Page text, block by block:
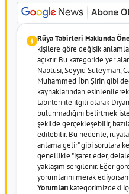
Rüya Tabirleri Hakkında
kişilere göre değişik
açıktır. Bu kategoride yer
Nablusi, Seyyid Süleyman,
Muhammed İbn Şirin gibi
kaynaklarından esinlenilerek
tabirleri ile ilgili olarak
bulunmadığını belirtmek
şekilde gerçekleşebilir,
edilebilir. Bu nedenle,
anlama gelir" gibi sorulara
genellikle "işaret eder,
yaklaşım sergilenir. Eğer
yorumlarını merak
Yorumları kategorimizdeki